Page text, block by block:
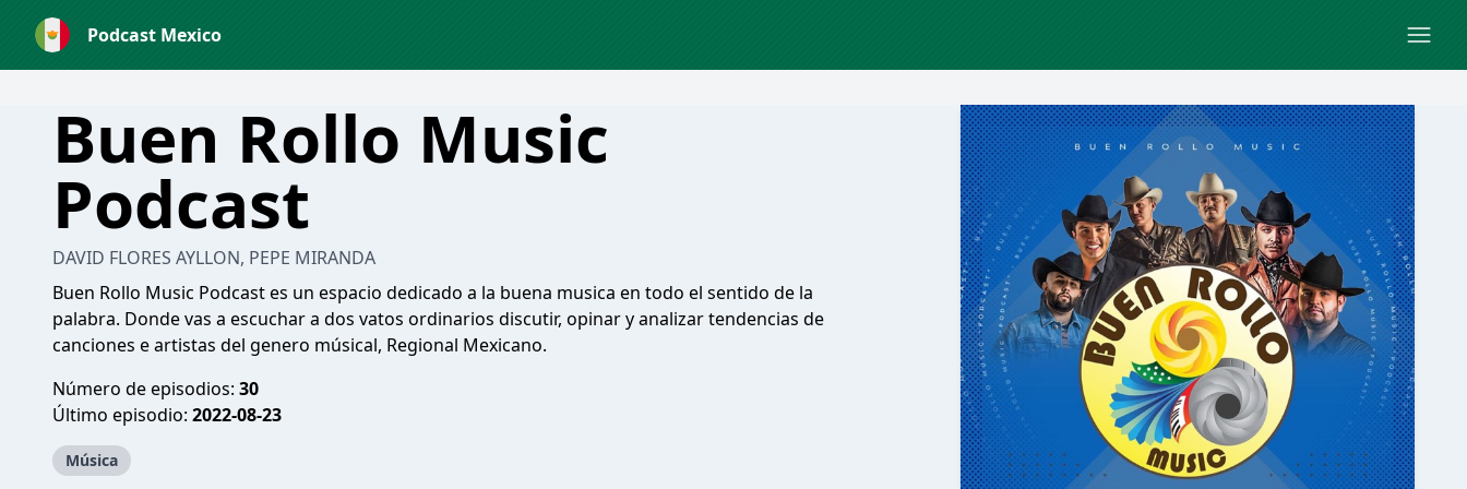
Podcast Mexico
Buen Rollo Music
Podcast
DAVID FLORES AYLLON, PEPE MIRANDA
Buen Rollo Music Podcast es un espacio dedicado a la buena musica en todo el sentido de la
palabra. Donde vas a escuchar a dos vatos ordinarios discutir, opinar y analizar tendencias de
canciones e artistas del genero músical, Regional Mexicano.
Número de episodios: 30
Último episodio: 2022-08-23
Música